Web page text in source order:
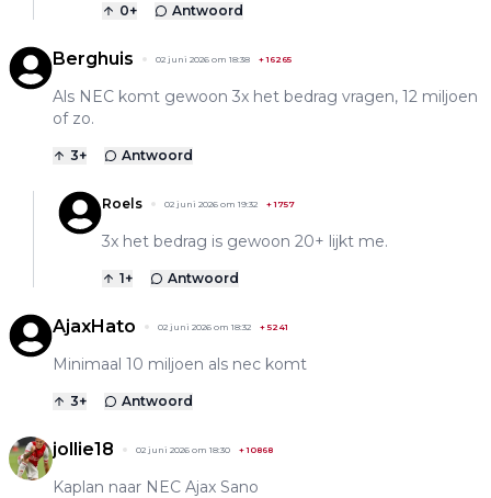
0+ Antwoord
Berghuis 02 juni 2026 om 18:38 +16265
Als NEC komt gewoon 3x het bedrag vragen, 12 miljoen
of zo.
3+ Antwoord
Roels 02 juni 2026 om 19:32 +1757
3x het bedrag is gewoon 20+ lijkt me.
1+ Antwoord
AjaxHato 02 juni 2026 om 18:32 + 5241
Minimaal 10 miljoen als nec komt
3+ Antwoord
jollie18 02 juni 2026 om 18:30 +10868
Kaplan naar NEC Ajax Sano